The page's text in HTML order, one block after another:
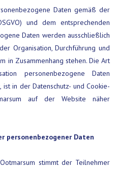
Daten gemäß der
und dem entsprechenden
Daten werden ausschließlich
Organisation, Durchführung und
in Zusammenhang stehen. Die Art
personenbezogene Daten
in der Datenschutz- und Cookie-
auf der Website näher
personenbezogener Daten
stimmt der Teilnehmer